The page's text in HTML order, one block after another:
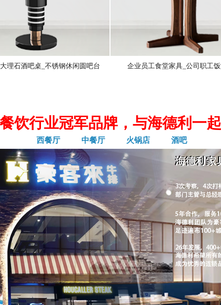
理石酒吧桌_不锈钢休闲圆吧台 企业员工食堂家具_公司职工
饮行业冠军品牌，与海德利一
西餐厅 中餐厅 火锅店 酒吧